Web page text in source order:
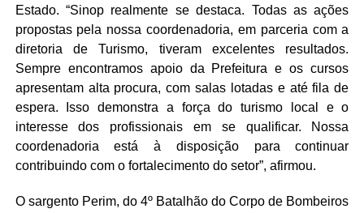
Estado. “Sinop realmente se destaca. Todas as ações
propostas pela nossa coordenadoria, em parceria com a
diretoria de Turismo, tiveram excelentes resultados.
Sempre encontramos apoio da Prefeitura e os cursos
apresentam alta procura, com salas lotadas e até fila de
espera. Isso demonstra a força do turismo local e o
interesse dos profissionais em se qualificar. Nossa
coordenadoria está à disposição para continuar
contribuindo com o fortalecimento do setor”, afirmou.
O sargento Perim, do 4º Batalhão do Corpo de Bombeiros